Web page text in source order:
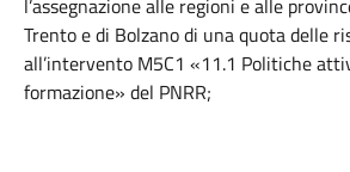
l’assegnazione alle regioni e alle
Trento e di Bolzano di una quota delle
all’intervento M5C1 «11.1 Politiche
formazione» del PNRR;